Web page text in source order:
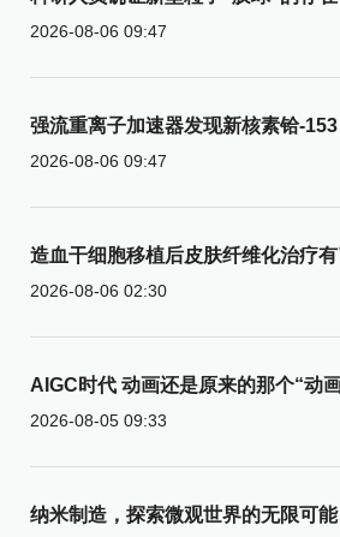
2026-08-06 09:47
强流重离子加速器发现新核素铪-153
2026-08-06 09:47
造血干细胞移植后皮肤纤维化治疗
2026-08-06 02:30
AIGC时代 动画还是原来的那个“动
2026-08-05 09:33
纳米制造，探索微观世界的无限可能